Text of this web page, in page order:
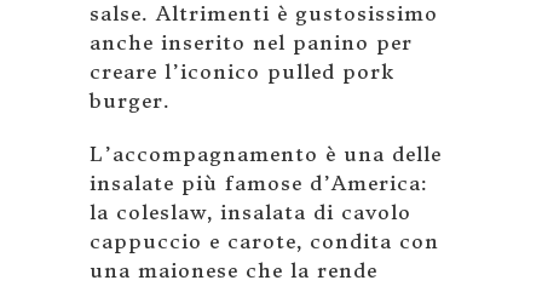
salse. Altrimenti è gustosissimo
anche inserito nel panino per
creare l’iconico pulled pork
burger.
L’accompagnamento è una delle
insalate più famose d’America:
la coleslaw, insalata di cavolo
cappuccio e carote, condita con
una maionese che la rende